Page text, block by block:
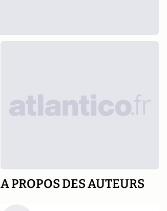
A PROPOS DES AUTEURS